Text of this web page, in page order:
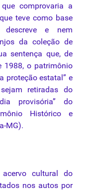
que comprovaria a
que teve como base
descreve e nem
da coleção de
sentença que, de
1988, o patrimônio
proteção estatal” e
sejam retiradas do
provisória” do
Histórico e
MG).
cultural do
nos autos por